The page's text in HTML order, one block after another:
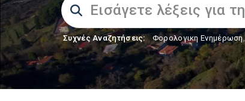
Συχνές Αναζητήσεις: Φορολογικη Ενημέρωση,